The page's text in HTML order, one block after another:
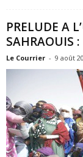
PRELUDE A
SAHRAOUIS
Le Courrier - 9 août